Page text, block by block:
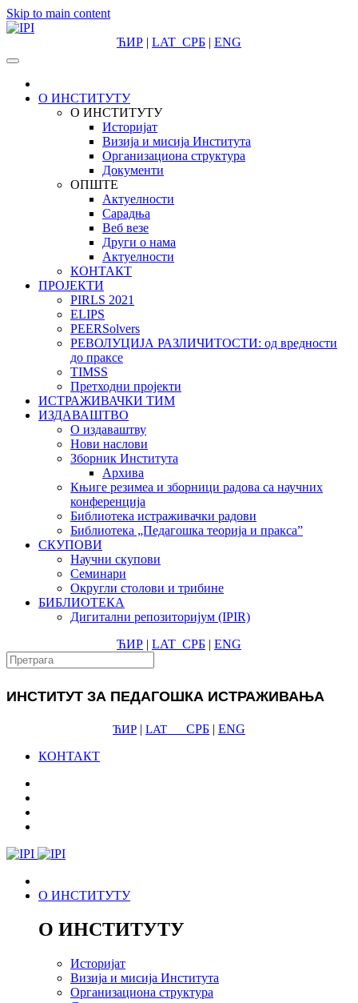
Skip to main content
ЋИР | LAT СРБ | ENG
О ИНСТИТУТУ
О ИНСТИТУТУ
Историјат
Визија и мисија Института
Организациона структура
Документи
ОПШТЕ
Актуелности
Сарадња
Веб везе
Други о нама
Актуелности
КОНТАКТ
ПРОЈЕКТИ
PIRLS 2021
ELIPS
PEERSolvers
РЕВОЛУЦИЈА РАЗЛИЧИТОСТИ: oд вредности
до праксе
TIMSS
Претходни пројекти
ИСТРАЖИВАЧКИ ТИМ
ИЗДАВАШТВО
О издаваштву
Нови наслови
Зборник Института
Архива
Књиге резимеа и зборници радова са научних
конференција
Библиотека истраживачки радови
Библиотека „Педагошка теорија и пракса”
СКУПОВИ
Научни скупови
Семинари
Округли столови и трибине
БИБЛИОТЕКА
Дигитални репозиторијум (IPIR)
ЋИР | LAT СРБ | ENG
ИНСТИТУТ ЗА ПЕДАГОШКА ИСТРАЖИВАЊА
ЋИР | LAT СРБ | ENG
КОНТАКТ
О ИНСТИТУТУ
О ИНСТИТУТУ
Историјат
Визија и мисија Института
Организациона структура